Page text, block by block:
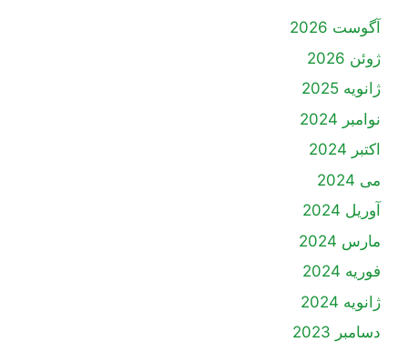
آگوست 2026
ژوئن 2026
ژانویه 2025
نوامبر 2024
اکتبر 2024
می 2024
آوریل 2024
مارس 2024
فوریه 2024
ژانویه 2024
دسامبر 2023